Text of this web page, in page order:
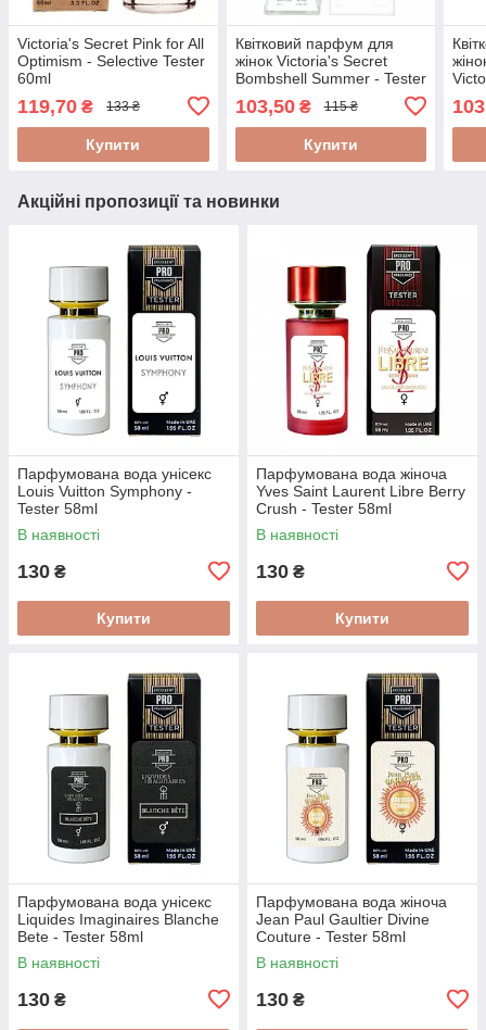
Victoria's Secret Pink for All
Optimism - Selective Tester
60ml
119,70 ₴ 133 ₴
Купити
Квітковий парфум для
жінок Victoria's Secret
Bombshell Summer - Tester
103,50₴ 115 ₴
Купити
Акційні пропозиції та новинки
Парфумована вода унісекс
Louis Vuitton Symphony -
Tester 58ml
В наявності
130 ₴
Купити
Парфумована вода жіноча
Yves Saint Laurent Libre Berry
Crush - Tester 58ml
В наявності
130 ₴
Купити
Парфумована вода унісекс
Liquides Imaginaires Blanche
Bete - Tester 58ml
В наявності
130 ₴
Парфумована вода жіноча
Jean Paul Gaultier Divine
Couture - Tester 58ml
В наявності
130 ₴